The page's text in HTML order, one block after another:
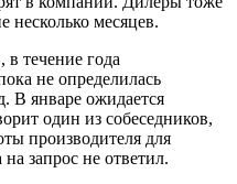
месяцев.
в течение года
не определилась
В январе ожидается
один из собеседников,
производителя для
запрос не ответил.